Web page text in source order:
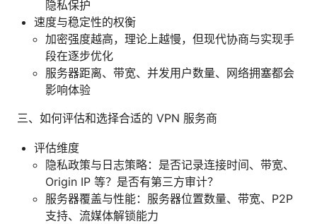
隐私保护
速度与稳定性的权衡
加密强度越高，理论上越慢，但现代协商与实现手
段在逐步优化
服务器距离、带宽、并发用户数量、网络拥塞都会
影响体验
三、如何评估和选择合适的 VPN 服务商
评估维度
隐私政策与日志策略：是否记录连接时间、带宽、
Origin IP 等？是否有第三方审计？
服务器覆盖与性能：服务器位置数量、带宽、P2P
支持、流媒体解锁能力